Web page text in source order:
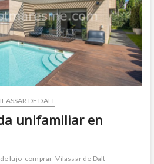
DE DALT
unifamiliar en
lujo comprar Vilassar de Dalt